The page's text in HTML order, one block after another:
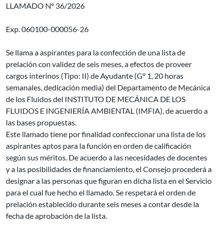
LLAMADO Nº 36/2026
Exp. 060100-000056-26
Se llama a aspirantes para la confección de una lista de
prelación con validez de seis meses, a efectos de proveer
cargos interinos (Tipo: II) de Ayudante (Gº 1, 20 horas
semanales, dedicación media) del Departamento de Mecánica
de los Fluidos del INSTITUTO DE MECÁNICA DE LOS
FLUIDOS E INGENIERÍA AMBIENTAL (IMFIA), de acuerdo a
las bases propuestas.
Este llamado tiene por finalidad confeccionar una lista de los
aspirantes aptos para la función en orden de calificación
según sus méritos. De acuerdo a las necesidades de docentes
y a las posibilidades de financiamiento, el Consejo procederá a
designar a las personas que figuran en dicha lista en el Servicio
para el cual fue hecho el llamado. Se respetará el orden de
prelación establecido durante seis meses a contar desde la
fecha de aprobación de la lista.